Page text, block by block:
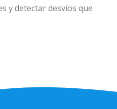
y detectar desvíos que